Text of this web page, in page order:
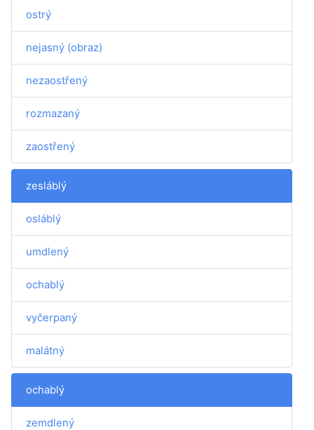
ostrý
nejasný (obraz)
nezaostřený
rozmazaný
zaostřený
zesláblý
osláblý
umdlený
ochablý
vyčerpaný
malátný
ochablý
zemdlený